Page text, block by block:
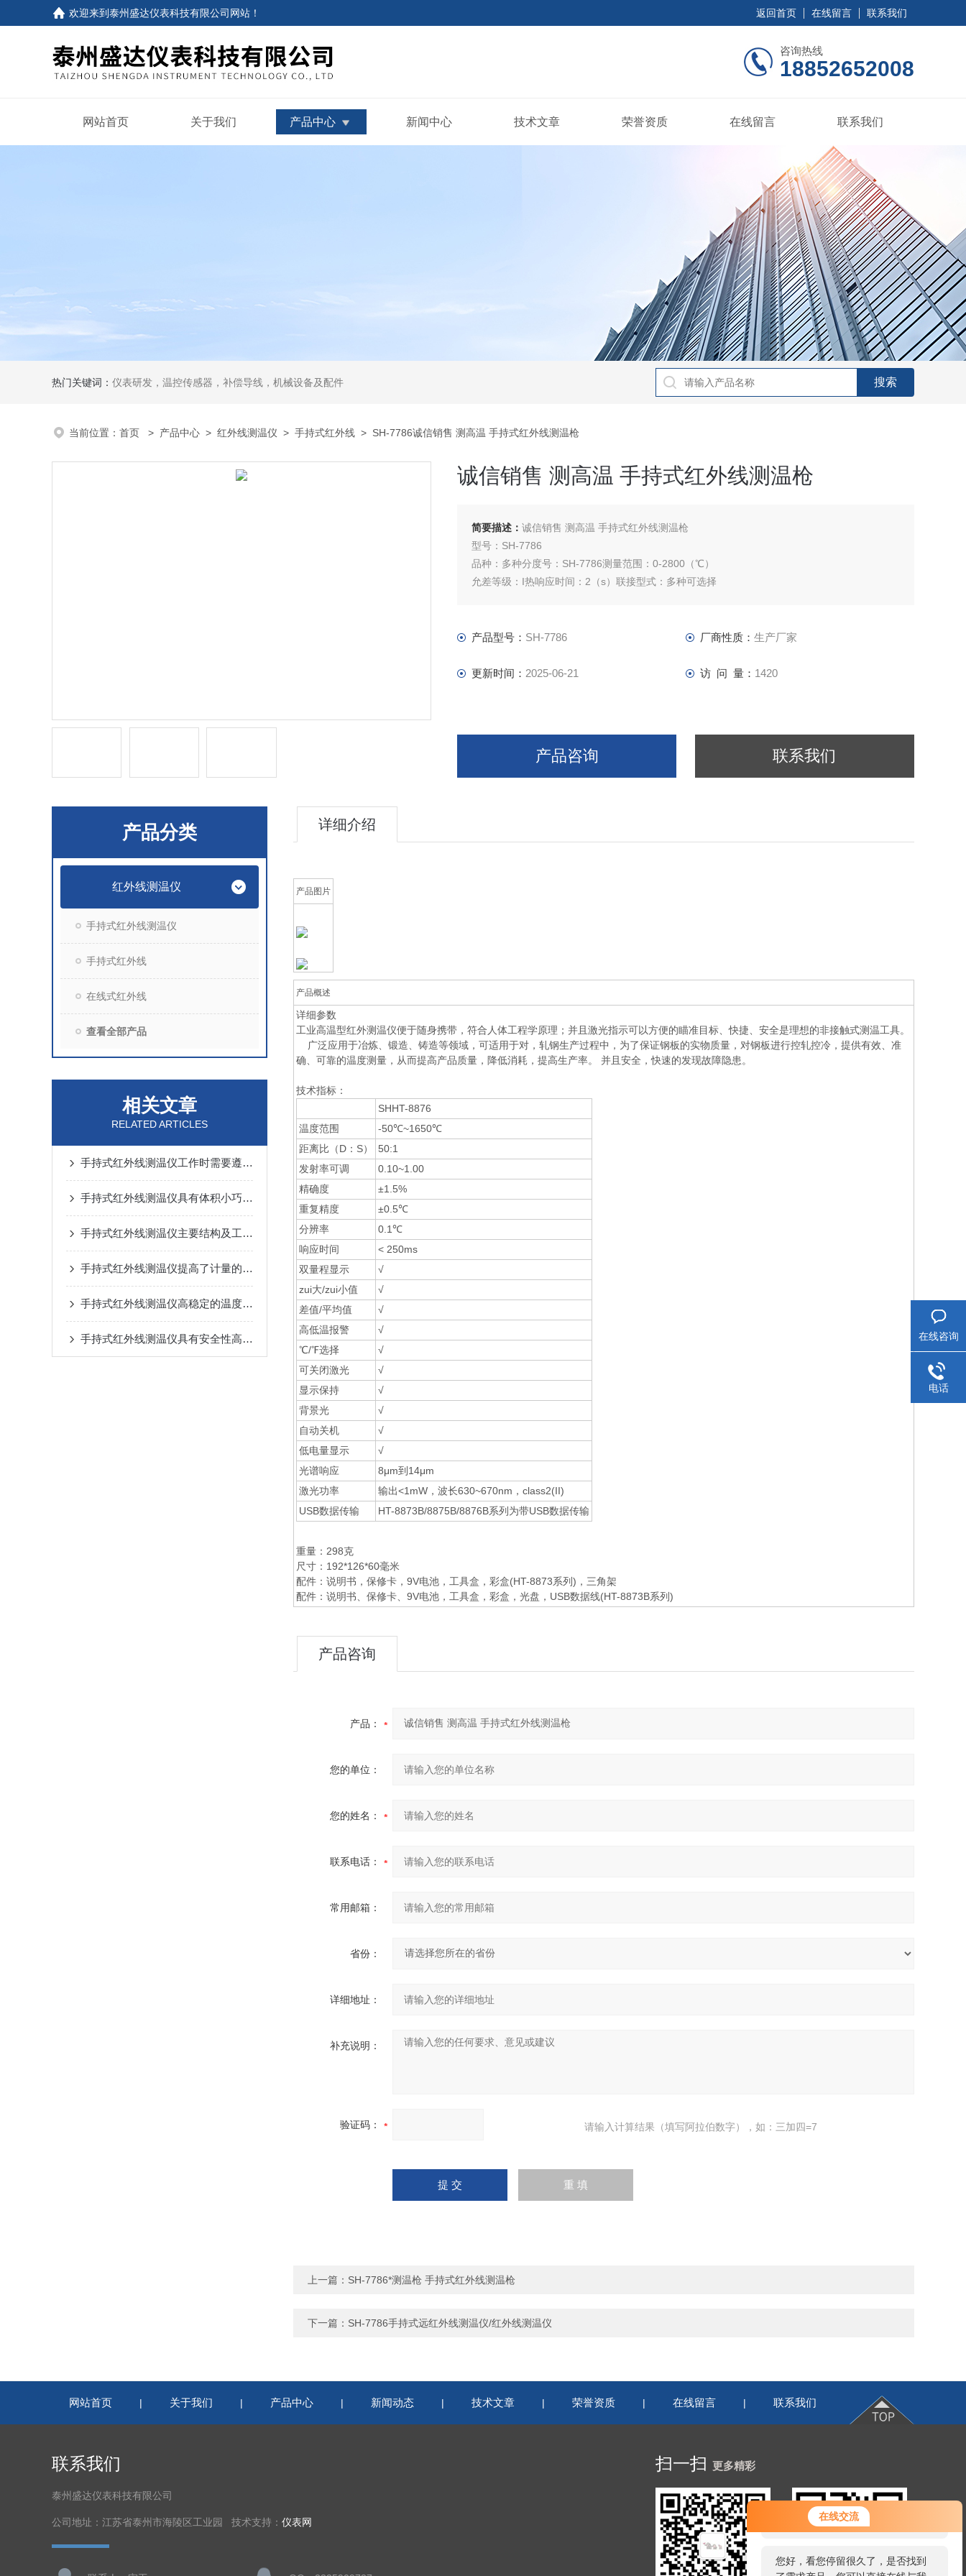
在线交流
您好！欢迎前来咨询，很高兴为您
服务，请问您要咨询什么问题呢？
您好，看您停留很久了，是否找到
欢迎来到泰州盛达仪表科技有限公司网站 ！ 返回首页 在线留言 联系我们
咨询热线
18852652008
网站首页 关于我们 产品中心 新闻中心 技术文章 荣誉资质 在线留言 联系我们
热门关键词： 仪表研发，温控传感器，补偿导线，机械设备及配件
当前位置： 首页 > 产品中心 > 红外线测温仪 > 手持式红外线 > SH-7786诚信销售 测高温 手持式红外线测温枪
诚信销售 测高温 手持式红外线测温枪
简要描述： 诚信销售 测高温 手持式红外线测温枪
型号：SH-7786
品种：多种分度号：SH-7786测量范围：0-2800（℃）
允差等级：I热响应时间：2（s）联接型式：多种可选择
产品型号： SH-7786 厂商性质： 生产厂家
更新时间： 2025-06-21 访 问 量： 1420
产品咨询 联系我们
产品分类
红外线测温仪
手持式红外线测温仪
手持式红外线
在线式红外线
查看全部产品
相关文章
RELATED ARTICLES
手持式红外线测温仪工作时需要遵守哪些要求
手持式红外线测温仪具有体积小巧、便于携带的特点
手持式红外线测温仪主要结构及工作过程
手持式红外线测温仪提高了计量的准确性与数据的可信度
手持式红外线测温仪高稳定的温度测量
手持式红外线测温仪具有安全性高的优点
详细介绍
产品图片
产品概述
详细参数
工业高温型红外测温仪便于随身携带，符合人体工程学原理；并且激光指示可以方便的瞄准目标、快捷、安全是理想的非接触式测温工具。
广泛应用于冶炼、锻造、铸造等领域，可适用于对，轧钢生产过程中，为了保证钢板的实物质量，对钢板进行控轧控冷，提供有效、准
确、可靠的温度测量，从而提高产品质量，降低消耗，提高生产率。 并且安全，快速的发现故障隐患。
技术指标：
SHHT-8876
温度范围
-50℃~1650℃
距离比（D：S）
50:1
发射率可调
0.10~1.00
精确度
±1.5%
重复精度
±0.5℃
分辨率
0.1℃
响应时间
< 250ms
双量程显示
√
zui大/zui小值
√
差值/平均值
√
高低温报警
√
℃/℉选择
√
可关闭激光
√
显示保持
√
背景光
√
自动关机
√
低电量显示
√
光谱响应
8μm到14μm
激光功率
输出<1mW，波长630~670nm，class2(II)
USB数据传输
HT-8873B/8875B/8876B系列为带USB数据传输
重量：298克
尺寸：192*126*60毫米
配件：说明书，保修卡，9V电池，工具盒，彩盒(HT-8873系列)，三角架
配件：说明书、保修卡、9V电池，工具盒，彩盒，光盘，USB数据线(HT-8873B系列)
产品咨询
产品：
您的单位：
您的姓名：
联系电话：
常用邮箱：
省份：
详细地址：
补充说明：
验证码： 请输入计算结果（填写阿拉伯数字），如：三加四=7
上一篇： SH-7786*测温枪 手持式红外线测温枪
下一篇： SH-7786手持式远红外线测温仪/红外线测温仪
网站首页 | 关于我们 | 产品中心 | 新闻动态 | 技术文章 | 荣誉资质 | 在线留言 | 联系我们
联系我们
泰州盛达仪表科技有限公司
公司地址：江苏省泰州市海陵区工业园 技术支持： 仪表网
扫一扫 更多精彩
在线咨询
电话